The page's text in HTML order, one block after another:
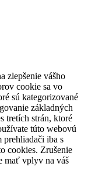
zlepšenie vášho
cookie sa vo
sú kategorizované
základných
tretích strán, ktoré
túto webovú
prehliadači iba s
cookies. Zrušenie
mať vplyv na váš